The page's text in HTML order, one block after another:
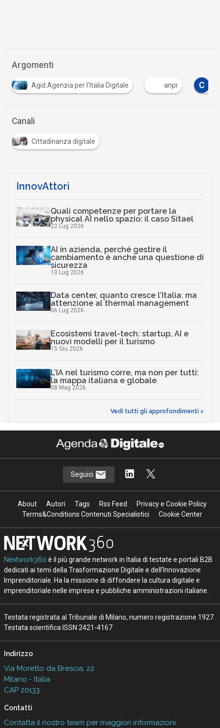
Argomenti
anpr C cad C Codice Amministrazione
Canali
Cittadinanza digitale
InnovAttori
Quali competenze per portare la
physical AI nello spazio: il caso Sitael
22 Lug 2026
AI in azienda, perché gestire il
cambiamento è anche una questione di
sicurezza
10 Lug 2026
Data center, quanto cresce l’Italia: ma
attenzione al thermal management
06 Lug 2026
Ecosistemi travel-tech: startup, AI e
nuovi modelli per il turismo
15 Giu 2026
L’IA nel turismo corre, ma non per tutti:
la mappa italiana e globale
08 Mag 2026
Vedi tutti gli approfondimenti >
Seguici
About Autori Tags Rss Feed
Privacy e Cookie Policy
Terms&Conditions Contenuti Specialistici
Cookie Center
Nextwork360 è il più grande network in Italia di testate e portali B2B
dedicati ai temi della Trasformazione Digitale e dell’Innovazione
Imprenditoriale. Ha la missione di diffondere la cultura digitale e
imprenditoriale nelle imprese e pubbliche amministrazioni italiane.
Testata registrata al Tribunale di Milano, numero registrazione 1927.
Testata scientifica ISSN 2421-4167
Indirizzo
Via Moretto da Brescia, 22
Milano - Italia
CAP 20133
Contatti
Contatta il nostro team per maggiori informazioni